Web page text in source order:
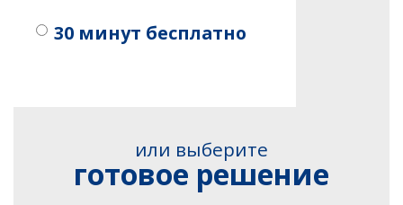
30 минут бесплатно
или выберите
готовое решение